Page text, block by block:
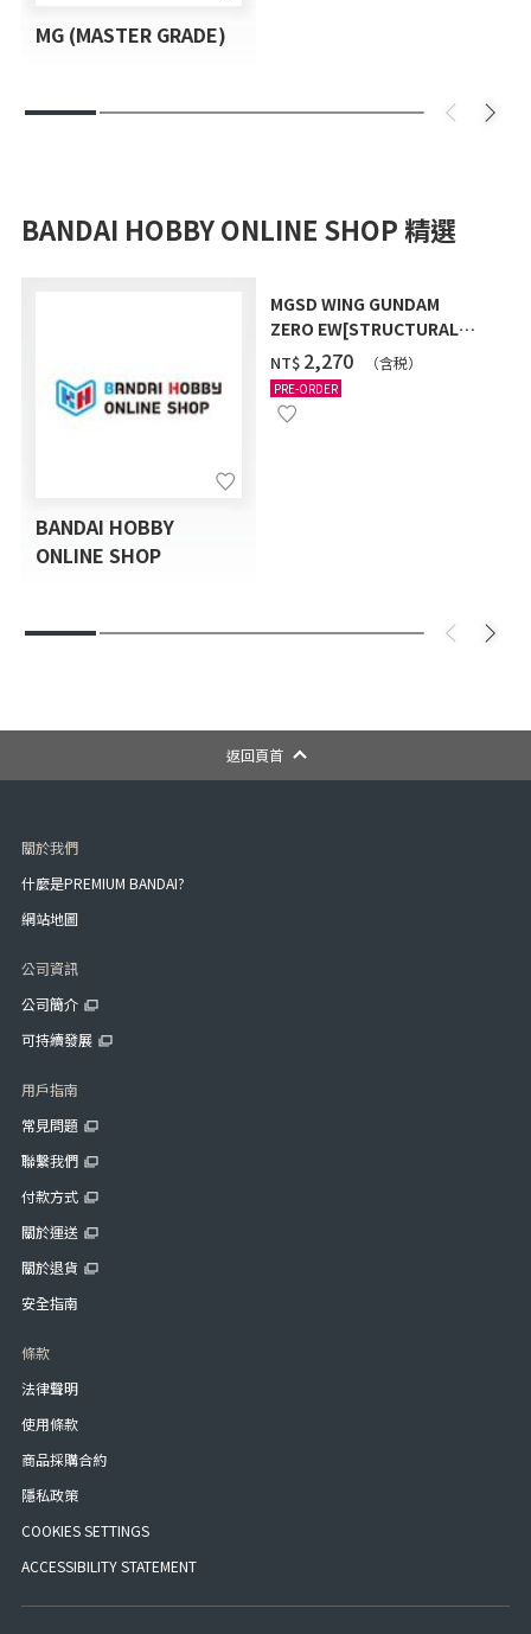
MG (MASTER GRADE)
BANDAI HOBBY ONLINE SHOP 精選
BANDAI HOBBY
ONLINE SHOP
MGSD WING GUNDAM
ZERO EW[STRUCTURAL
COATING/BLACK] [2026年
12月發送]
NT$ ‌2,270 （含税）
PRE-ORDER
返回頁首
關於我們
什麼是PREMIUM BANDAI?
網站地圖
公司資訊
公司簡介
可持續發展
用戶指南
常見問題
聯繫我們
付款方式
關於運送
關於退貨
安全指南
條款
法律聲明
使用條款
商品採購合約
隱私政策
COOKIES SETTINGS
ACCESSIBILITY STATEMENT